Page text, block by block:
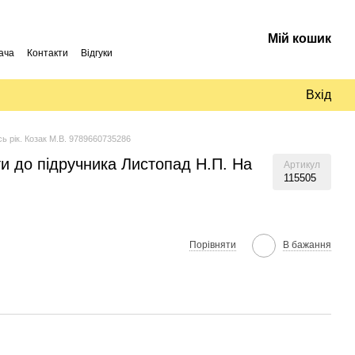
Контакти Відгуки
Мій кошик
Вхід
рік. Козак М.В. 9789660735286
до підручника Листопад Н.П. На
Артикул
115505
Порівняти В бажання